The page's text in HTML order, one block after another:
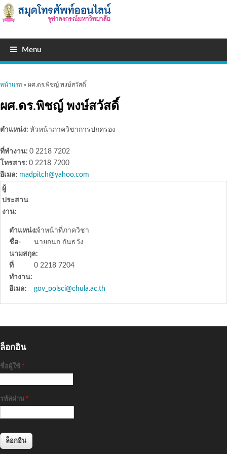
Menu
คุณอยู่ที่นี่
หน้าแรก » ผศ.ดร.พิชญ์ พงษ์สวัสดิ์
ผศ.ดร.พิชญ์ พงษ์สวัสดิ์
ตำแหน่ง: หัวหน้าภาควิชาการปกครอง
ที่ทำงาน: 0 2218 7202
โทรสาร: 0 2218 7200
อีเมล: madpitch@yahoo.com
ผู้
ประสาน
งาน:
ตำแหน่ง:เจ้าหน้าที่ภาควิชา
ชื่อ-
นามสกุล:
นายกนก กันธวัง
ที่
ทำงาน:
0 2218 7204
อีเมล: gov_polsci@chula.ac.th
ล็อกอิน
ชื่อผู้ใช้ *
รหัสผ่าน *